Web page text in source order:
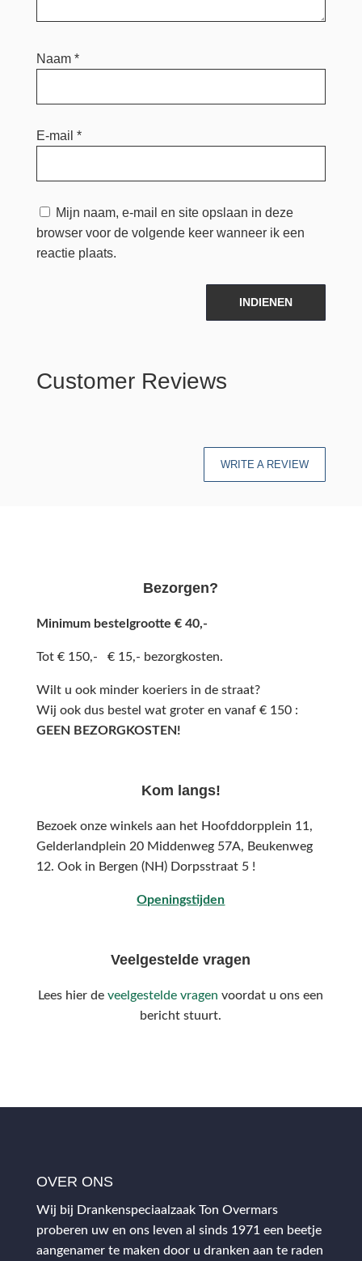
Naam *
E-mail *
Mijn naam, e-mail en site opslaan in deze
browser voor de volgende keer wanneer ik een
reactie plaats.
INDIENEN
Customer Reviews
WRITE A REVIEW
Bezorgen?
Minimum bestelgrootte € 40,-
Tot € 150,- € 15,- bezorgkosten.
Wilt u ook minder koeriers in de straat?
Wij ook dus bestel wat groter en vanaf € 150 :
GEEN BEZORGKOSTEN!
Kom langs!
Bezoek onze winkels aan het Hoofddorpplein 11,
Gelderlandplein 20 Middenweg 57A, Beukenweg
12. Ook in Bergen (NH) Dorpsstraat 5 !
Openingstijden
Veelgestelde vragen
Lees hier deveelgestelde vragen voordat u ons een
bericht stuurt.
OVER ONS
Wij bij Drankenspeciaalzaak Ton Overmars
proberen uw en ons leven al sinds 1971 een beetje
aangenamer te maken door u dranken aan te raden